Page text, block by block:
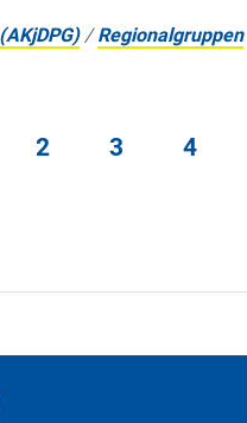
/Regionalgruppen
2 3 4